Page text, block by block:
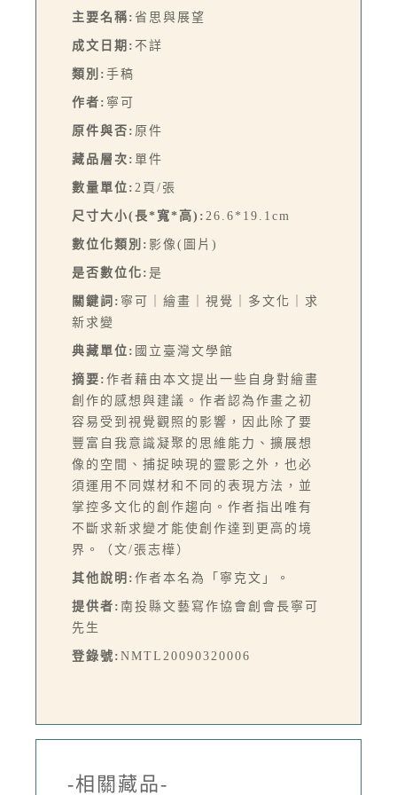
主要名稱: 省思與展望
成文日期: 不詳
類別: 手稿
作者: 寧可
原件與否: 原件
藏品層次: 單件
數量單位: 2頁/張
尺寸大小(長*寬*高): 26.6*19.1cm
數位化類別: 影像(圖片)
是否數位化: 是
關鍵詞: 寧可｜繪畫｜視覺｜多文化｜求
新求變
典藏單位: 國立臺灣文學館
摘要: 作者藉由本文提出一些自身對繪畫
創作的感想與建議。作者認為作畫之初
容易受到視覺觀照的影響，因此除了要
豐富自我意識凝聚的思維能力、擴展想
像的空間、捕捉映現的靈影之外，也必
須運用不同媒材和不同的表現方法，並
掌控多文化的創作趨向。作者指出唯有
不斷求新求變才能使創作達到更高的境
界。（文/張志樺）
其他說明: 作者本名為「寧克文」。
提供者: 南投縣文藝寫作協會創會長寧可
先生
登錄號: NMTL20090320006
-相關藏品-